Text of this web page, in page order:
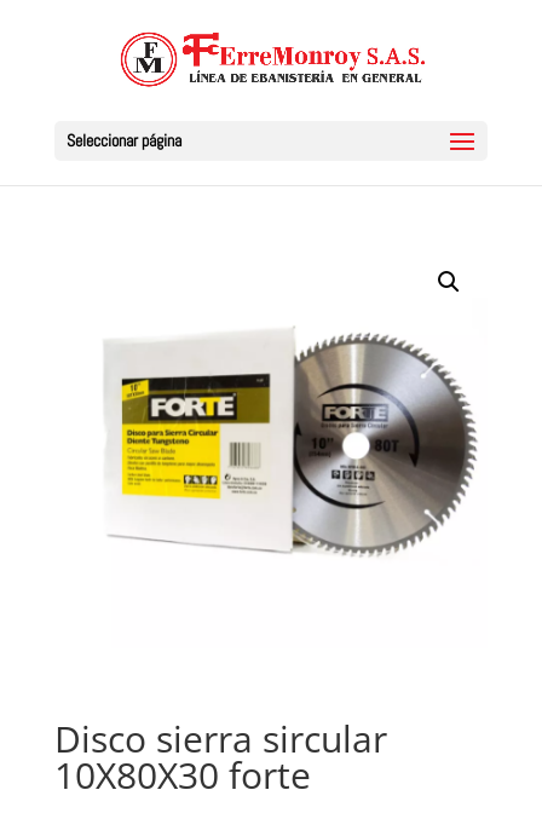
Seleccionar página
Disco sierra sircular
10X80X30 forte